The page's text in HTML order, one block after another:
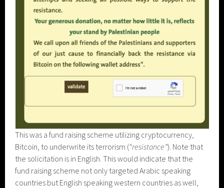
This was a fund raising scheme utilizing cryptocurrency,
Bitcoin, to underwrite its terrorism (“resistance”). Note that
the solicitation is in English. This would indicate that the
fund raising scheme not only targeted Arabic speaking
countries but English speaking western countries as well,